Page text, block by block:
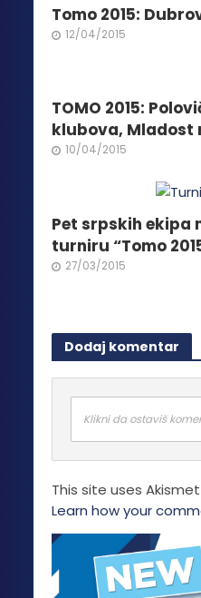
biti
izabrane
Tomo 2015:
12/04/2015
TOMO 2015:
klubova, Mladost
10/04/2015
Pet srpskih ekipa
turniru “Tomo
27/03/2015
Dodaj komentar
Klikni da ostaviš
This site uses
Learn how your